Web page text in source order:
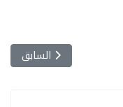
المقال
السابق بعد تحت